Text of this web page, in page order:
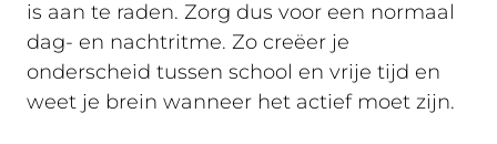
is aan te raden. Zorg dus voor een normaal
dag- en nachtritme. Zo creëer je
onderscheid tussen school en vrije tijd en
weet je brein wanneer het actief moet zijn.